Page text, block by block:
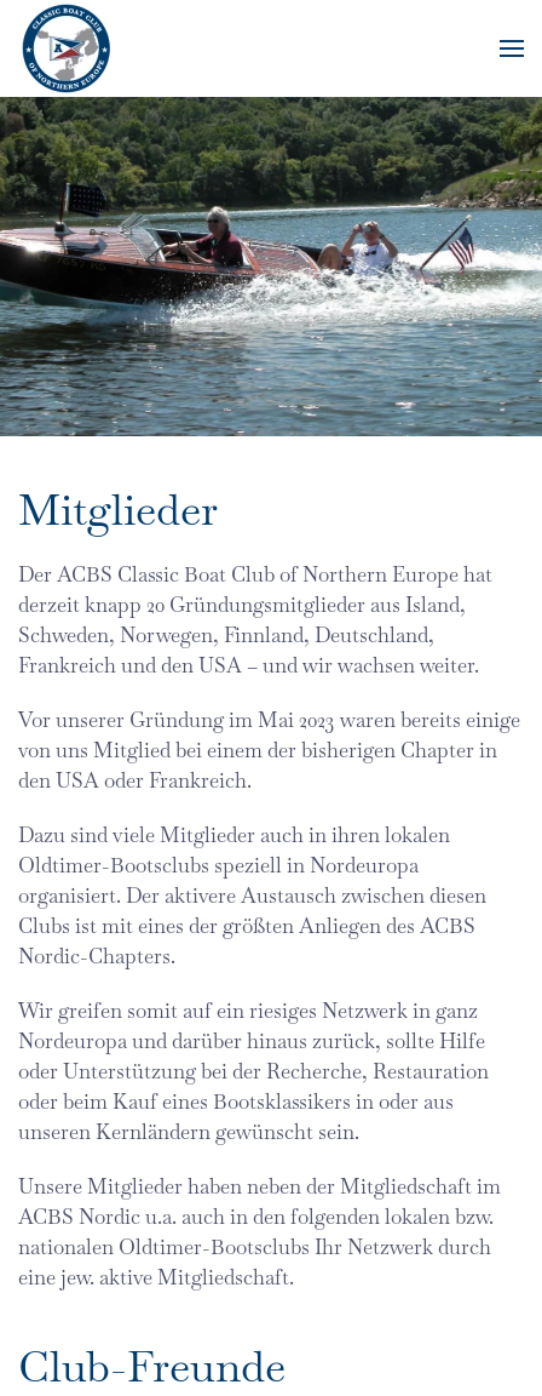
Skip to main content
Mitglieder
Der ACBS Classic Boat Club of Northern Europe hat
derzeit knapp 20 Gründungsmitglieder aus Island,
Schweden, Norwegen, Finnland, Deutschland,
Frankreich und den USA – und wir wachsen weiter.
Vor unserer Gründung im Mai 2023 waren bereits einige
von uns Mitglied bei einem der bisherigen Chapter in
den USA oder Frankreich.
Dazu sind viele Mitglieder auch in ihren lokalen
Oldtimer-Bootsclubs speziell in Nordeuropa
organisiert. Der aktivere Austausch zwischen diesen
Clubs ist mit eines der größten Anliegen des ACBS
Nordic-Chapters.
Wir greifen somit auf ein riesiges Netzwerk in ganz
Nordeuropa und darüber hinaus zurück, sollte Hilfe
oder Unterstützung bei der Recherche, Restauration
oder beim Kauf eines Bootsklassikers in oder aus
unseren Kernländern gewünscht sein.
Unsere Mitglieder haben neben der Mitgliedschaft im
ACBS Nordic u.a. auch in den folgenden lokalen bzw.
nationalen Oldtimer-Bootsclubs Ihr Netzwerk durch
eine jew. aktive Mitgliedschaft.
Club-Freunde